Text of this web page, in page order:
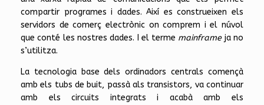
compartir programes i dades. Així es construeixen els
servidors de comerç electrònic on comprem i el núvol
que conté les nostres dades. I el terme mainframeja no
s’utilitza.
La tecnologia base dels ordinadors centrals començà
amb els tubs de buit, passà als transistors, va continuar
amb els circuits integrats i acabà amb els